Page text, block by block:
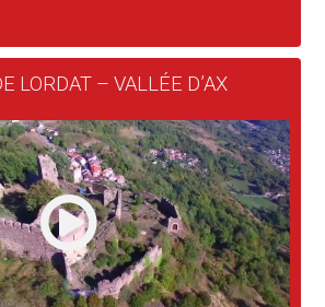
LORDAT – VALLÉE D’AX